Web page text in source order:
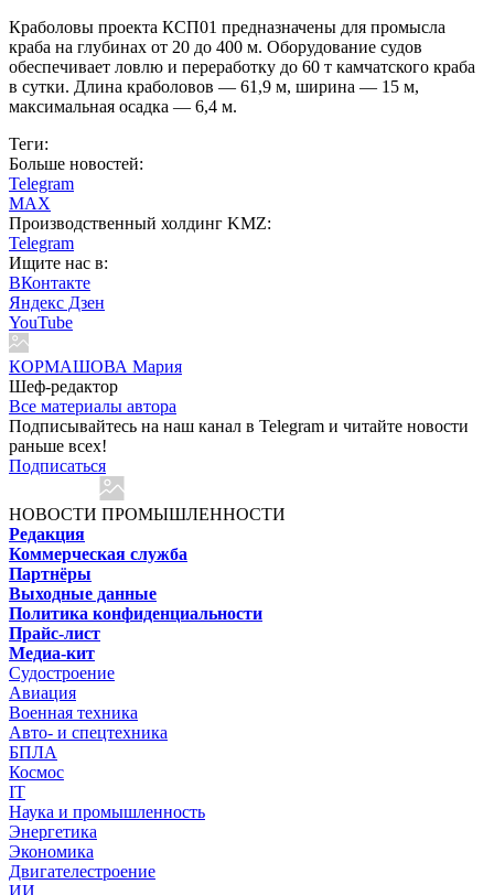
Краболовы проекта КСП01 предназначены для промысла
краба на глубинах от 20 до 400 м. Оборудование судов
обеспечивает ловлю и переработку до 60 т камчатского краба
в сутки. Длина краболовов — 61,9 м, ширина — 15 м,
максимальная осадка — 6,4 м.
Теги:
Больше новостей:
Telegram
MAX
Производственный холдинг KMZ:
Telegram
Ищите нас в:
ВКонтакте
Яндекс Дзен
YouTube
КОРМАШОВА Мария
Шеф-редактор
Все материалы автора
Подписывайтесь на наш канал в Telegram и читайте новости
раньше всех!
Подписаться
НОВОСТИ ПРОМЫШЛЕННОСТИ
Редакция
Коммерческая служба
Партнёры
Выходные данные
Политика конфиденциальности
Прайс-лист
Медиа-кит
Судостроение
Авиация
Военная техника
Авто- и спецтехника
БПЛА
Космос
IT
Наука и промышленность
Энергетика
Экономика
Двигателестроение
ИИ